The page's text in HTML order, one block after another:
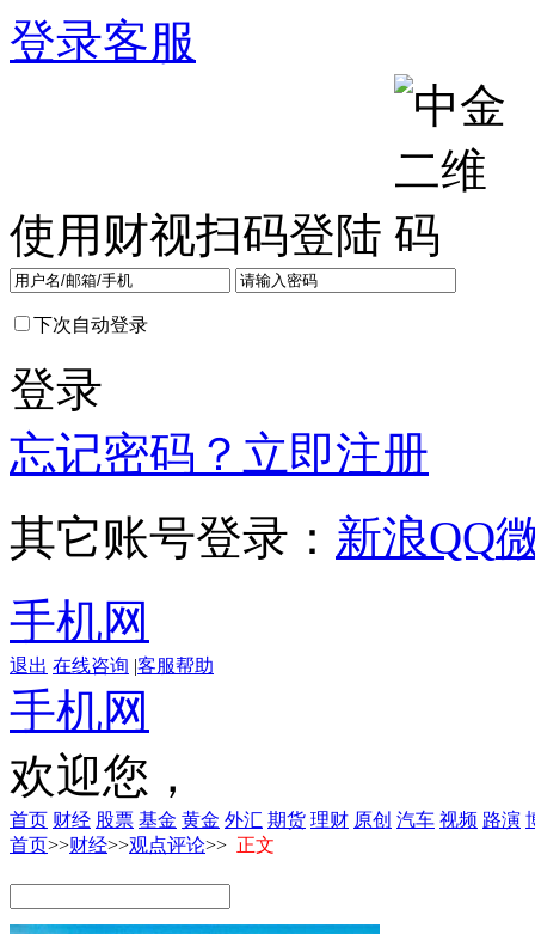
登录客服
使用财视扫码登陆
下次自动登录
登录
忘记密码？ 立即注册
其它账号登录： 新浪QQ
手机网
退出 在线咨询 |客服帮助
手机网
欢迎您，
首页 财经 股票 基金 黄金 外汇 期货 理财 原创 汽车 视频 路演
首页>>财经>>观点评论>> 正文